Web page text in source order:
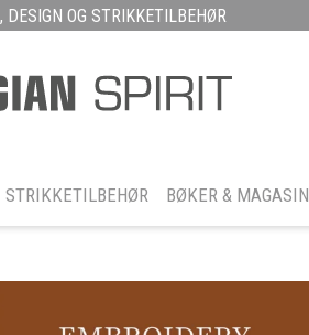
OG STRIKKETILBEHØR
STRIKKETILBEHØR BØKER & MAGASIN